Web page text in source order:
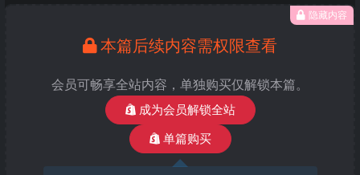
隐藏内容
本篇后续内容需权限查看
会员可畅享全站内容，单独购买仅解锁本篇。
成为会员解锁全站
单篇购买